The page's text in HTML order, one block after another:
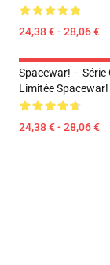
24,38 € - 28,06 €
Spacewar! – Série
Limitée Spacewar!
24,38 € - 28,06 €